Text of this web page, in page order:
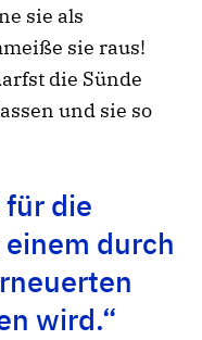
sie als
sie raus!
die Sünde
und sie so
für die
durch
wird.“